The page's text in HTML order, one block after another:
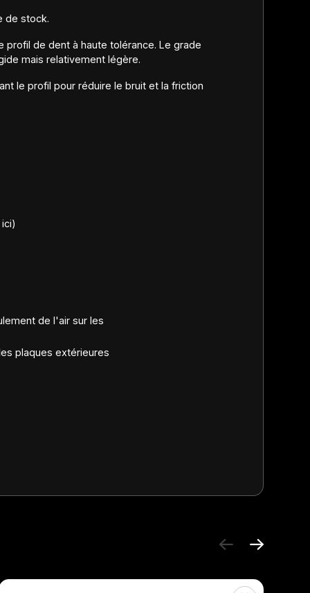
de stock.
profil de dent à haute tolérance. Le grade
mais relativement légère.
le profil pour réduire le bruit et la friction
de l'air sur les
plaques extérieures